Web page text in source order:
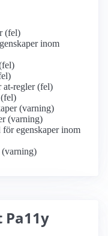
(fel)
inom
at-regler (fel)
(varning)
(varning)
egenskaper inom
(varning)